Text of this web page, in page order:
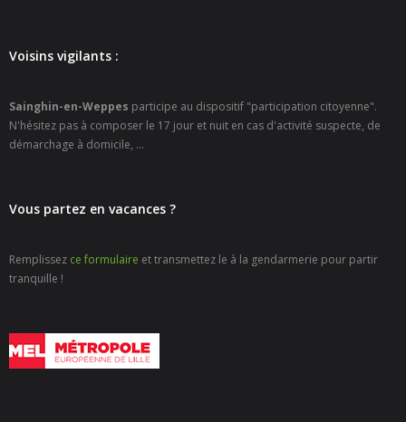
- CNI - Passeport - Certification d'identité numérique
- - Passeport
- Élections
- Etat civil – Recensement
- Agence postale communale
- Culture
Voisins vigilants :
Sainghin-en-Weppes participe au dispositif "participation citoyenne".
N'hésitez pas à composer le 17 jour et nuit en cas d'activité suspecte, de
démarchage à domicile, ...
Vous partez en vacances ?
Remplissez ce formulaire et transmettez le à la gendarmerie pour partir
tranquille !